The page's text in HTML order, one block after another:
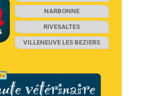
NARBONNE
RIVESALTES
VILLENEUVE LES BEZIERS